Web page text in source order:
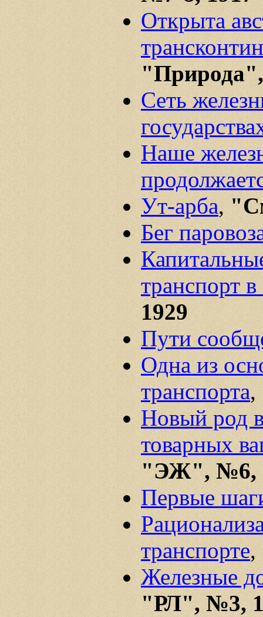
Открыта
Сеть
Наше
Ут-арба,
Бег
транспорт
1929
Пути
Одна из
транспорта,
Новый род
товарных
"ЭЖ", №6,
Первые
транспорте,
Железные
"РЛ", №3,